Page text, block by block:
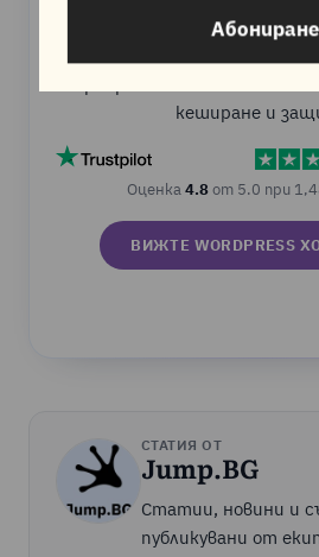
Управляван WordPress
кеширане и
Оценка4.8от 5.0 при
ВИЖТЕ WORDPRESS
СТАТИЯ ОТ
Jump.BG
Статии, новини и
публикувани от
Абониране